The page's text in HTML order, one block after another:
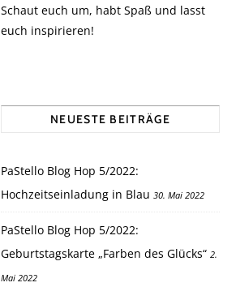
Schaut euch um, habt Spaß und lasst
euch inspirieren!
NEUESTE BEITRÄGE
PaStello Blog Hop 5/2022:
Hochzeitseinladung in Blau 30. Mai 2022
PaStello Blog Hop 5/2022:
Geburtstagskarte „Farben des Glücks“ 2.
Mai 2022